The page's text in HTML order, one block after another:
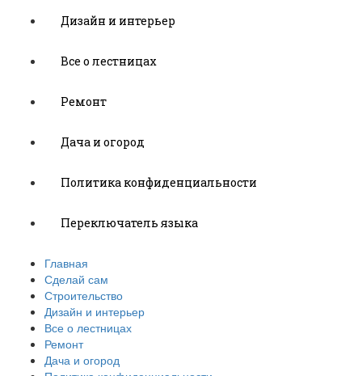
Дизайн и интерьер
Все о лестницах
Ремонт
Дача и огород
Политика конфиденциальности
Переключатель языка
Главная
Сделай сам
Строительство
Дизайн и интерьер
Все о лестницах
Ремонт
Дача и огород